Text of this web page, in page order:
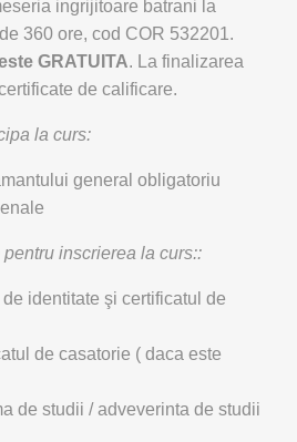
ingrijitoare batrani la
360 ore, cod COR 532201.
GRATUITA. La finalizarea
de calificare.
la curs:
general obligatoriu
inscrierea la curs::
identitate şi certificatul de
de casatorie ( daca este
de studii / adveverinta de studii